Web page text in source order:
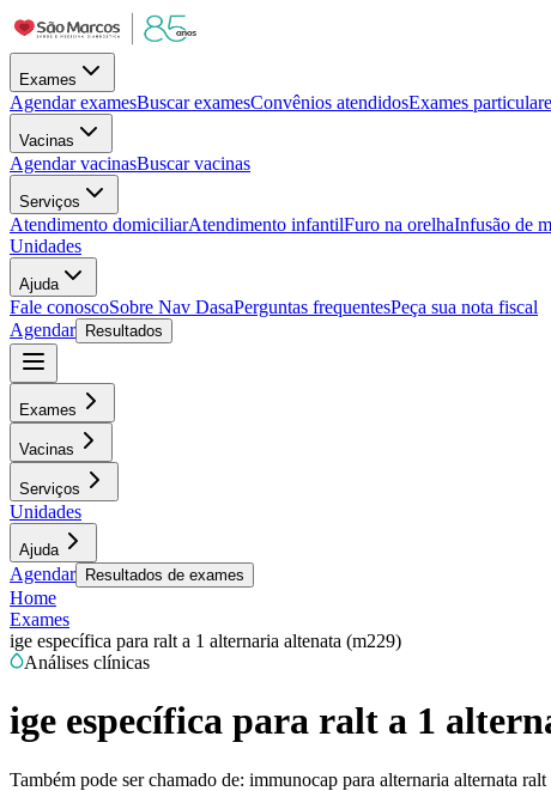
Exames
Agendar examesBuscar examesConvênios atendidosExames
Vacinas
Agendar vacinasBuscar vacinas
Serviços
Atendimento domiciliarAtendimento infantilFuro na orelhaInfusão de
Unidades
Ajuda
Fale conoscoSobre Nav DasaPerguntas frequentesPeça sua nota fiscal
Agendar
Resultados
Exames
Vacinas
Serviços
Unidades
Ajuda
Agendar Resultados de exames
Home
Exames
ige específica para ralt a 1 alternaria altenata (m229)
Análises clínicas
ige específica para ralt a 1
Também pode ser chamado de: immunocap para alternaria alternata